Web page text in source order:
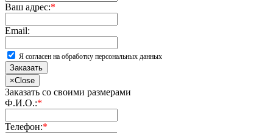
Ваш адрес:*
Email:
Я согласен на обработку персональных данных
Заказать
×Close
Заказать со своими размерами
Ф.И.О.:*
Телефон:*